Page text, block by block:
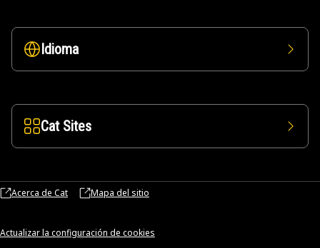
Idioma
Cat Sites
Acerca de Cat Mapa del sitio
Actualizar la configuración de cookies